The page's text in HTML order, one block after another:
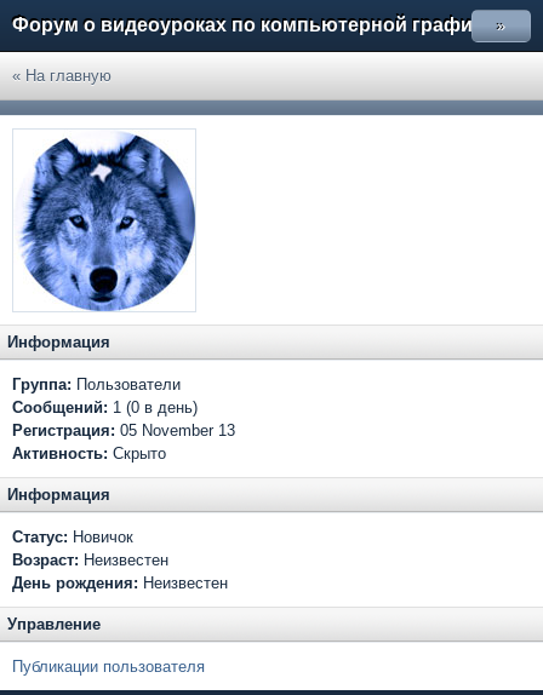
Форум о видеоуроках по компьютерной графике »
« На главную
Информация
Группа: Пользователи
Сообщений: 1 (0 в день)
Регистрация: 05 November 13
Активность: Скрыто
Информация
Статус: Новичок
Возраст: Неизвестен
День рождения: Неизвестен
Управление
Публикации пользователя